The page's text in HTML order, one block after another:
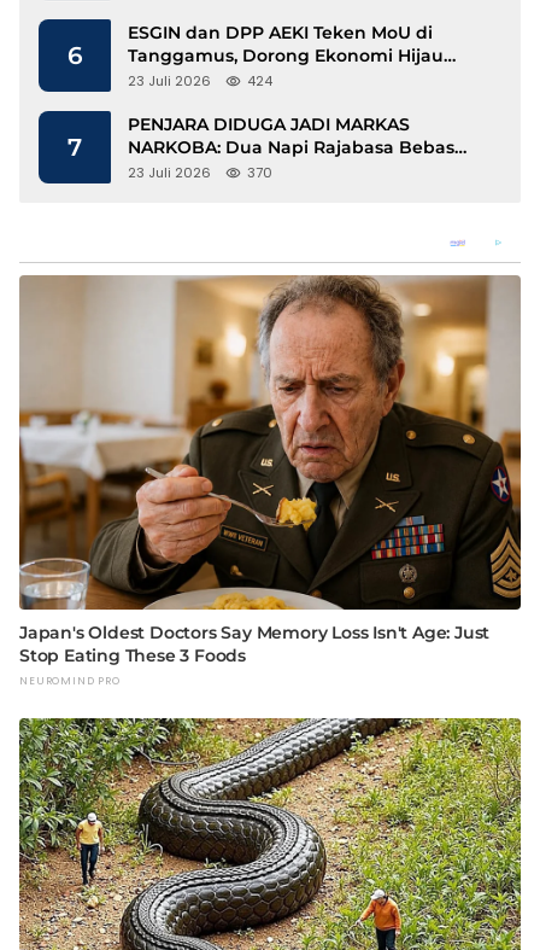
6
ESGIN dan DPP AEKI Teken MoU di
Tanggamus, Dorong Ekonomi Hijau
Berbasis Kopi dan Perdagangan Karbon
23 Juli 2026 424
7
PENJARA DIDUGA JADI MARKAS
NARKOBA: Dua Napi Rajabasa Bebas
Gunakan HP, Muncul Dugaan
23 Juli 2026 370